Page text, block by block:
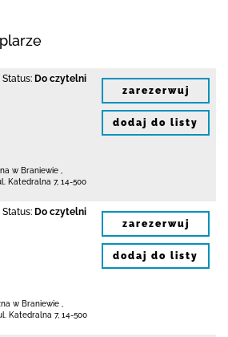
Status: Do czytelni
w Braniewie
Katedralna 7, 14-500
zarezerwuj
dodaj do listy
Status: Do czytelni
w Braniewie
Katedralna 7, 14-500
zarezerwuj
dodaj do listy